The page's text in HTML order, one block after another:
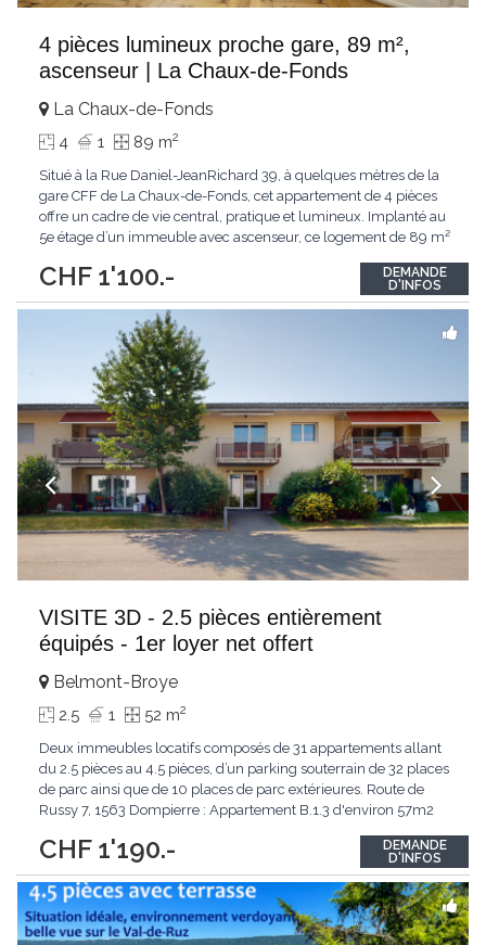
4 pièces lumineux proche gare, 89 m²,
ascenseur | La Chaux-de-Fonds
CHF 1'100.-
La Chaux-de-Fonds
4 1 89 m2
Situé à la Rue Daniel-JeanRichard 39, à quelques mètres de la
gare CFF de La Chaux-de-Fonds, cet appartement de 4 pièces
offre un cadre de vie central, pratique et lumineux. Implanté au
5e étage d’un immeuble avec ascenseur, ce logement de 89 m²
baignées de lumière naturelle. Le parquet d’origine apporte une
atmosphère...
DEMANDE
D'INFOS
VISITE 3D - 2.5 pièces entièrement
équipés - 1er loyer net offert
CHF 1'190.-
Belmont-Broye
2.5 1 52 m2
Deux immeubles locatifs composés de 31 appartements allant
du 2.5 pièces au 4.5 pièces, d’un parking souterrain de 32 places
de parc ainsi que de 10 places de parc extérieures. Route de
Russy 7, 1563 Dompierre : Appartement B.1.3 d'environ 57m2
155.00 d'acompte de frais de chauffage, eau chaude et frais
accessoires VISITE VIRTUELLE...
DEMANDE
D'INFOS